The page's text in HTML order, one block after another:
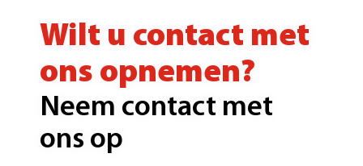
Wilt u contact met
ons opnemen?
Neem contact met
ons op